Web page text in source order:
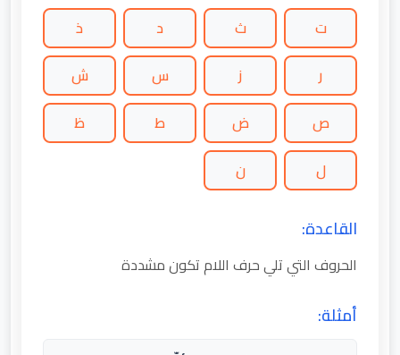
ت ث د
ذ
ر
ز س
ش
ص
ض ط
ظ
ل
ن
القاعدة:
الحروف التي تلي حرف اللام تكون مشددة
أمثلة: